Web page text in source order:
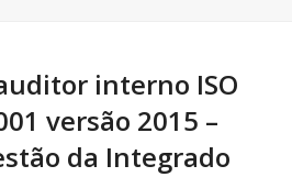
interno ISO
versão 2015 –
da Integrado